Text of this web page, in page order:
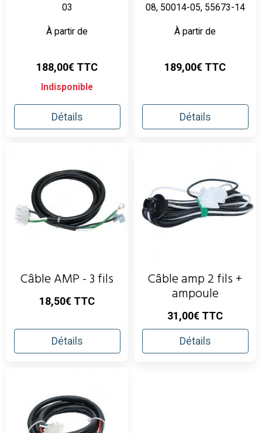
03
À partir de
188,00€ TTC
Indisponible
Détails
08, 50014-05, 55673-14
À partir de
189,00€ TTC
Détails
Câble AMP - 3 fils
18,50€ TTC
Détails
Câble amp 2 fils +
ampoule
31,00€ TTC
Détails